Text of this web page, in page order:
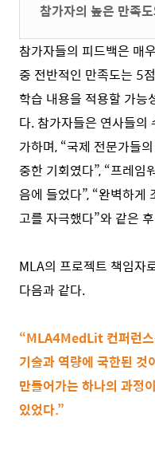
참가자의 높은 만족
참가자들의 피드백은 매
중 전반적인 만족도는 5
학습 내용을 적용할 가
다. 참가자들은 연사들의
가하며, “국제 전문가들
중한 기회였다”, “프레임
음에 들었다”, “완벽하게
고를 자극했다”와 같은
MLA의 프로젝트 책임자
다음과 같다.
“MLA4MedLit 컨퍼런스
기술과 역량에 국한된 것
만들어가는 하나의 과정
있었다.”